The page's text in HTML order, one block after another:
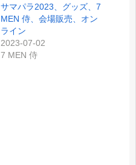
サマパラ2023、グッズ、7
MEN 侍、会場販売、オン
ライン
2023-07-02
7 MEN 侍